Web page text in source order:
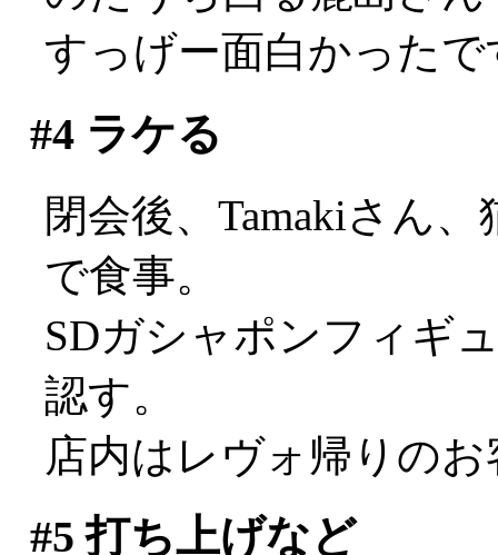
すっげー面白かったで
#4ラケる
閉会後、Tamakiさん
で食事。
SDガシャポンフィギ
認す。
店内はレヴォ帰りの
#5 打ち上げなど